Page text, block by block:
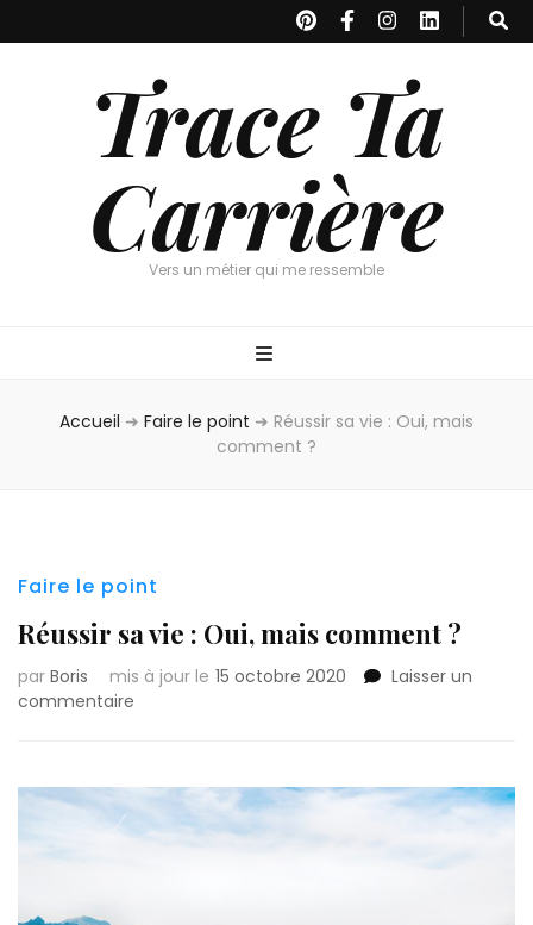
Trace Ta
Carrière
Vers un métier qui me ressemble
Accueil ➜ Faire le point ➜ Réussir sa vie : Oui, mais
comment ?
Faire le point
Réussir sa vie : Oui, mais comment ?
par Boris mis à jour le 15 octobre 2020
Laisser un
commentaire